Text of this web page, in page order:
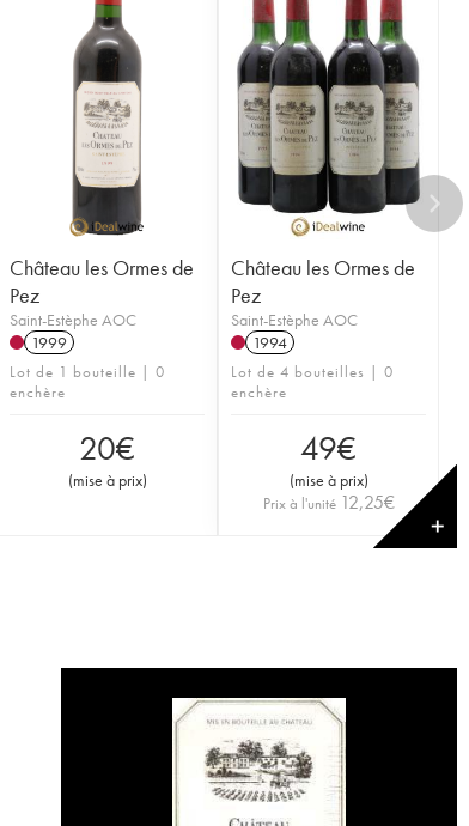
Château les Ormes de
Pez
Saint-Estèphe AOC
1999
Lot de 1 bouteille | 0
enchère
20€
(mise à prix)
Château les Ormes de
Pez
Saint-Estèphe AOC
1994
Lot de 4 bouteilles | 0
enchère
49€
(mise à prix)
Prix à l'unité 12,25€
✕